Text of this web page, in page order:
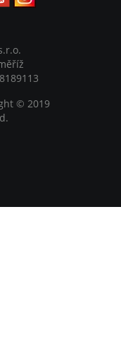
© 2019